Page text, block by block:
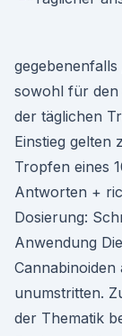
sowohl für den
der täglichen
Einstieg gelten
Tropfen eines
Antworten +
Dosierung:
Anwendung
unumstritten.
der Thematik